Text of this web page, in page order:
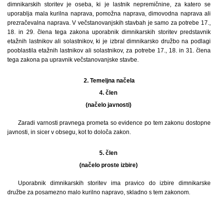
dimnikarskih storitev je oseba, ki je lastnik nepremičnine, za katero se
uporablja mala kurilna naprava, pomožna naprava, dimovodna naprava ali
prezračevalna naprava. V večstanovanjskih stavbah je samo za potrebe 17.,
18. in 29. člena tega zakona uporabnik dimnikarskih storitev predstavnik
etažnih lastnikov ali solastnikov, ki je izbral dimnikarsko družbo na podlagi
pooblastila etažnih lastnikov ali solastnikov, za potrebe 17., 18. in 31. člena
tega zakona pa upravnik večstanovanjske stavbe.
2. Temeljna načela
4. člen
(načelo javnosti)
Zaradi varnosti pravnega prometa so evidence po tem zakonu dostopne
javnosti, in sicer v obsegu, kot to določa zakon.
5. člen
(načelo proste izbire)
Uporabnik dimnikarskih storitev ima pravico do izbire dimnikarske
družbe za posamezno malo kurilno napravo, skladno s tem zakonom.